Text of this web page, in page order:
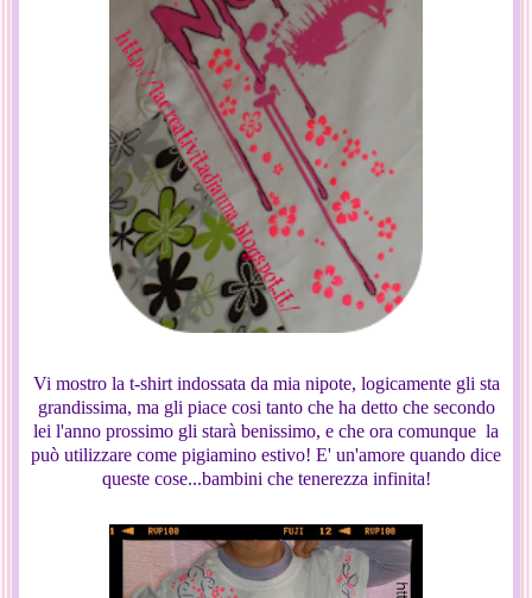
Vi mostro la t-shirt indossata da mia nipote, logicamente gli sta
grandissima, ma gli piace cosi tanto che ha detto che secondo
lei l'anno prossimo gli starà benissimo, e che ora comunque la
può utilizzare come pigiamino estivo! E' un'amore quando dice
queste cose...bambini che tenerezza infinita!